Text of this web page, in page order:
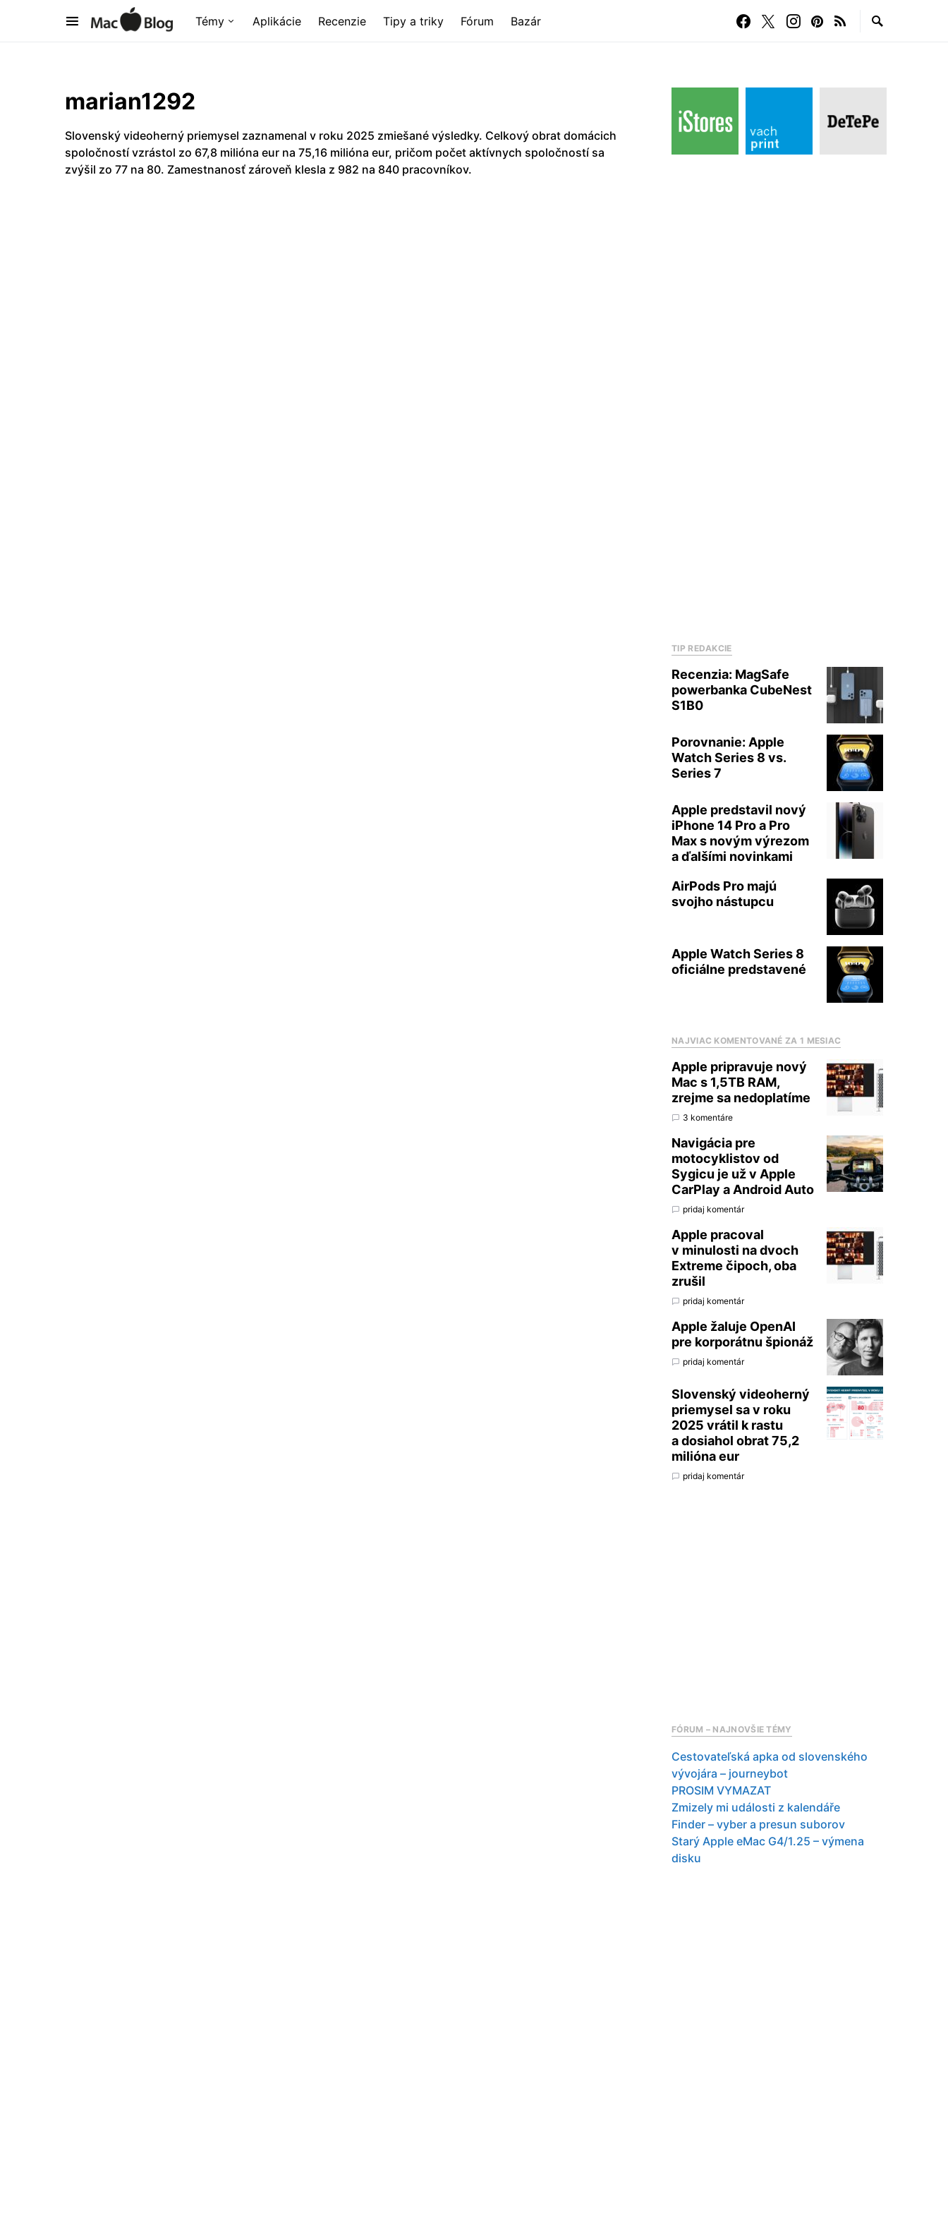
Témy Aplikácie Recenzie Tipy a triky Fórum Bazár
marian1292
Slovenský videoherný priemysel zaznamenal v roku 2025 zmiešané výsledky. Celkový obrat domácich
spoločností vzrástol zo 67,8 milióna eur na 75,16 milióna eur, pričom počet aktívnych spoločností sa
zvýšil zo 77 na 80. Zamestnanosť zároveň klesla z 982 na 840 pracovníkov.
TIP REDAKCIE
Recenzia: MagSafe
powerbanka CubeNest
S1B0
Porovnanie: Apple
Watch Series 8 vs.
Series 7
Apple predstavil nový
iPhone 14 Pro a Pro
Max s novým výrezom
a ďalšími novinkami
AirPods Pro majú
svojho nástupcu
Apple Watch Series 8
oficiálne predstavené
NAJVIAC KOMENTOVANÉ ZA 1 MESIAC
Apple pripravuje nový
Mac s 1,5TB RAM,
zrejme sa nedoplatíme
3 komentáre
Navigácia pre
motocyklistov od
Sygicu je už v Apple
CarPlay a Android Auto
pridaj komentár
Apple pracoval
v minulosti na dvoch
Extreme čipoch, oba
zrušil
pridaj komentár
Apple žaluje OpenAI
pre korporátnu špionáž
pridaj komentár
Slovenský videoherný
priemysel sa v roku
2025 vrátil k rastu
a dosiahol obrat 75,2
milióna eur
pridaj komentár
FÓRUM – NAJNOVŠIE TÉMY
Cestovateľská apka od slovenského
vývojára – journeybot
PROSIM VYMAZAT
Zmizely mi události z kalendáře
Finder – vyber a presun suborov
Starý Apple eMac G4/1.25 – výmena
disku